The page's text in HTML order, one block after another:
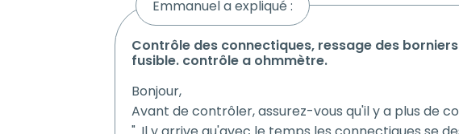
Emmanuel a expliqué :
contrôle des connectiques, ressage des borniers prises et porte
fusible. contrôle a ohmmètre.
Bonjour,
Avant de contrôler, assurez-vous qu'il y a plus de